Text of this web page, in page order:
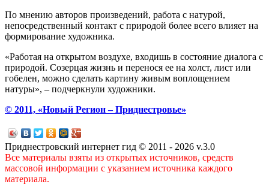
По мнению авторов произведений, работа с натурой,
непосредственный контакт с природой более всего влияет на
формирование художника.
«Работая на открытом воздухе, входишь в состояние диалога с
природой. Созерцая жизнь и перенося ее на холст, лист или
гобелен, можно сделать картину живым воплощением
натуры», – подчеркнули художники.
© 2011, «Новый Регион – Приднестровье»
Приднестровский интернет гид © 2011 - 2026 v.3.0
Все материалы взяты из открытых источников, средств
массовой информации с указанием источника каждого
материала.